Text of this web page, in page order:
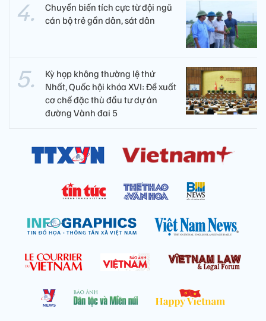
Chuyển biến tích cực từ đội ngũ
cán bộ trẻ gần dân, sát dân
Kỳ họp không thường lệ thứ
Nhất, Quốc hội khóa XVI: Đề xuất
cơ chế đặc thù đầu tư dự án
đường Vành đai 5